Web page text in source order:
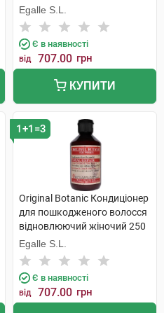
флакон
Egalle S.L.
Є в наявності
від 707.00 грн
КУПИТИ
1+1=3
Original Botanic Кондиціонер
для пошкодженого волосся
відновлюючий жіночий 250
мл 1 флакон
Egalle S.L.
Є в наявності
від 707.00 грн